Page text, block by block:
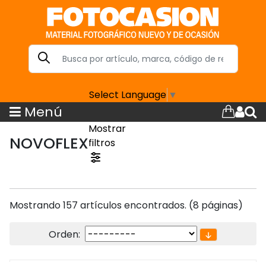
Select Language ▼
Menú
NOVOFLEX
Mostrar
filtros
Mostrando 157 artículos encontrados. (8 páginas)
Orden: